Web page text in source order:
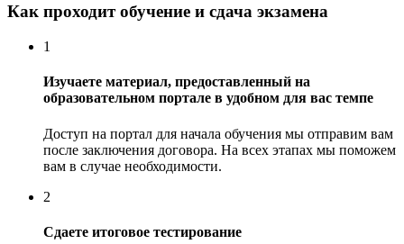
Как проходит обучение и сдача экзамена
1
Изучаете материал, предоставленный на
образовательном портале в удобном для вас темпе
Доступ на портал для начала обучения мы отправим вам
после заключения договора. На всех этапах мы поможем
вам в случае необходимости.
2
Сдаете итоговое тестирование